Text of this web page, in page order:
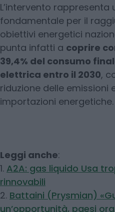
L’intervento rappresenta
fondamentale per il
obiettivi energetici
punta infatti a coprire
39,4% del consumo
elettrica entro il 2030,
riduzione delle emissioni
importazioni energetiche.
Leggi anche:
1. A2A: gas liquido Usa
rinnovabili
2. Battaini (Prysmian)
un’opportunità, paesi